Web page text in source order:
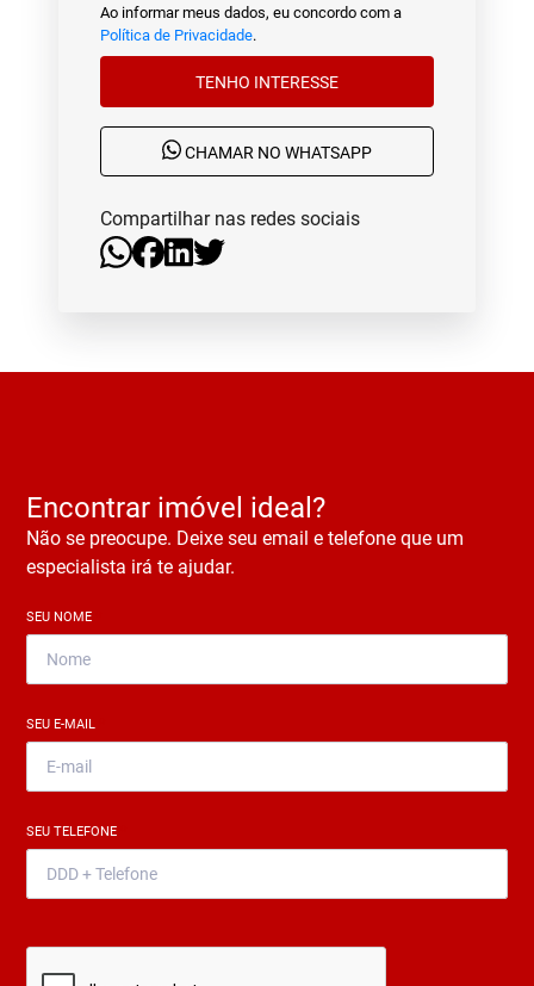
Ao informar meus dados, eu concordo com a
Política de Privacidade.
TENHO INTERESSE
CHAMAR NO WHATSAPP
Compartilhar nas redes sociais
Encontrar imóvel ideal?
Não se preocupe. Deixe seu email e telefone que um
especialista irá te ajudar.
SEU NOME
SEU E-MAIL
SEU TELEFONE